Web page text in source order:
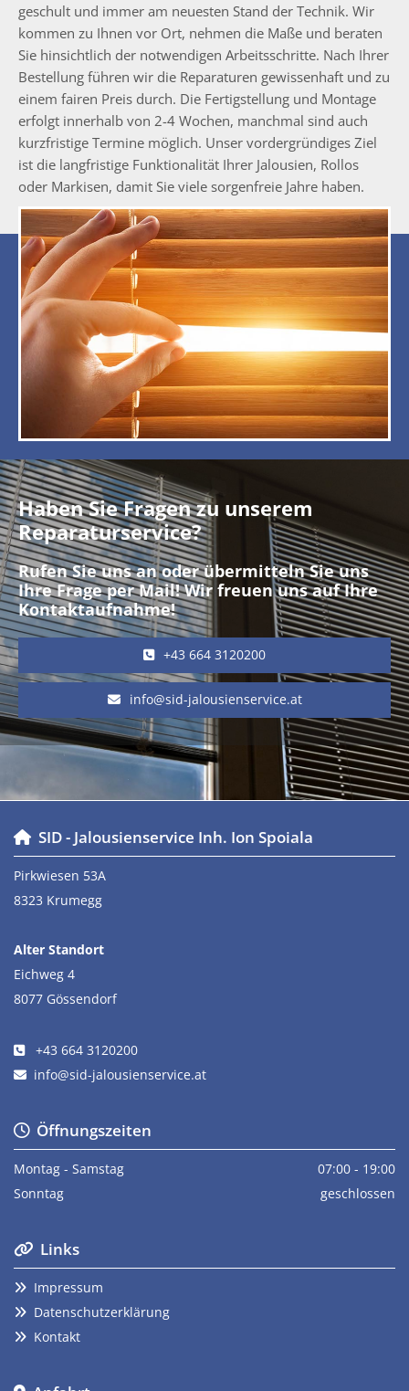
geschult und immer am neuesten Stand der Technik. Wir
kommen zu Ihnen vor Ort, nehmen die Maße und beraten
Sie hinsichtlich der notwendigen Arbeitsschritte. Nach Ihrer
Bestellung führen wir die Reparaturen gewissenhaft und zu
einem fairen Preis durch. Die Fertigstellung und Montage
erfolgt innerhalb von 2-4 Wochen, manchmal sind auch
kurzfristige Termine möglich. Unser vordergründiges Ziel
ist die langfristige Funktionalität Ihrer Jalousien, Rollos
oder Markisen, damit Sie viele sorgenfreie Jahre haben.
Haben Sie Fragen zu unserem
Reparaturservice?
Rufen Sie uns an oder übermitteln Sie uns
Ihre Frage per Mail! Wir freuen uns auf Ihre
Kontaktaufnahme!
+43 664 3120200
info@sid-jalousienservice.at
 SID - Jalousienservice Inh. Ion Spoiala
Pirkwiesen 53A
8323 Krumegg
Alter Standort
Eichweg 4
8077 Gössendorf
 +43 664 3120200
 info@sid-jalousienservice.at
Öffnungszeiten
Montag - Samstag
07:00 - 19:00
Sonntag
geschlossen
 Links
 Impressum
 Datenschutzerklärung
 Kontakt